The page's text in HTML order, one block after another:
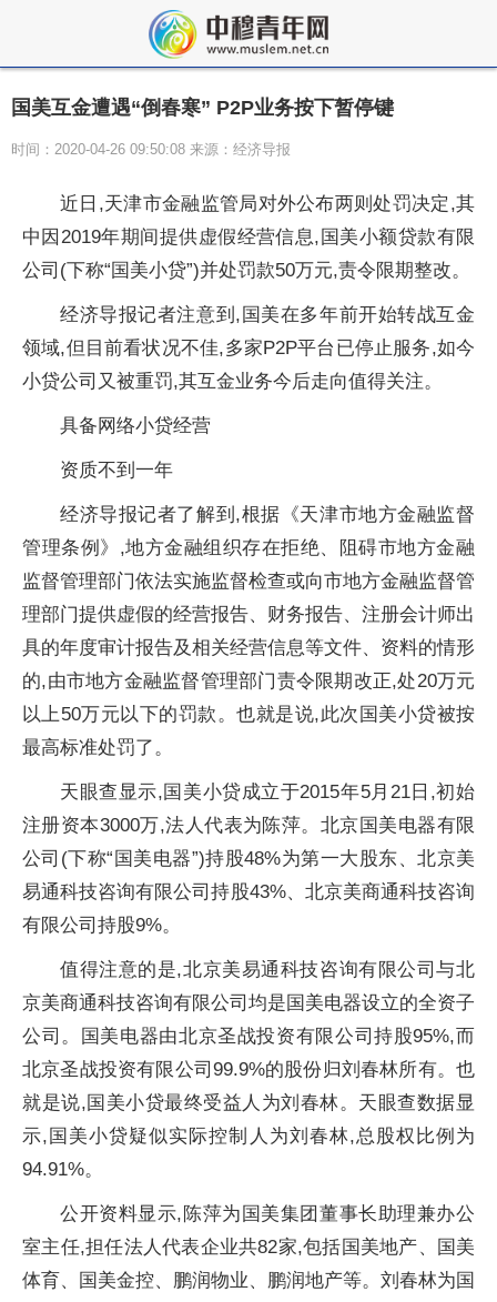
国美互金遭遇“倒春寒” P2P业务按下暂停键
时间：2020-04-26 09:50:08 来源：经济导报
近日,天津市金融监管局对外公布两则处罚决定,其
中因2019年期间提供虚假经营信息,国美小额贷款有限
公司(下称“国美小贷”)并处罚款50万元,责令限期整改。
经济导报记者注意到,国美在多年前开始转战互金
领域,但目前看状况不佳,多家P2P平台已停止服务,如今
小贷公司又被重罚,其互金业务今后走向值得关注。
具备网络小贷经营
资质不到一年
经济导报记者了解到,根据《天津市地方金融监督
管理条例》,地方金融组织存在拒绝、阻碍市地方金融
监督管理部门依法实施监督检查或向市地方金融监督管
理部门提供虚假的经营报告、财务报告、注册会计师出
具的年度审计报告及相关经营信息等文件、资料的情形
的,由市地方金融监督管理部门责令限期改正,处20万元
以上50万元以下的罚款。也就是说,此次国美小贷被按
最高标准处罚了。
天眼查显示,国美小贷成立于2015年5月21日,初始
注册资本3000万,法人代表为陈萍。北京国美电器有限
公司(下称“国美电器”)持股48%为第一大股东、北京美
易通科技咨询有限公司持股43%、北京美商通科技咨询
有限公司持股9%。
值得注意的是,北京美易通科技咨询有限公司与北
京美商通科技咨询有限公司均是国美电器设立的全资子
公司。国美电器由北京圣战投资有限公司持股95%,而
北京圣战投资有限公司99.9%的股份归刘春林所有。也
就是说,国美小贷最终受益人为刘春林。天眼查数据显
示,国美小贷疑似实际控制人为刘春林,总股权比例为
94.91%。
公开资料显示,陈萍为国美集团董事长助理兼办公
室主任,担任法人代表企业共82家,包括国美地产、国美
体育、国美金控、鹏润物业、鹏润地产等。刘春林为国